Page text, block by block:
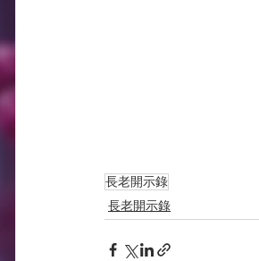
長老開示錄
長老開示錄